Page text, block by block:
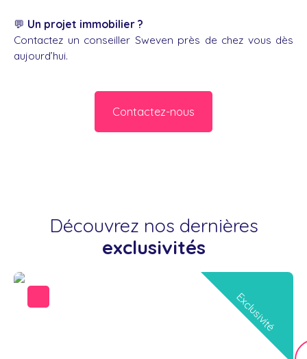
💬 Un projet immobilier ?
Contactez un conseiller Sweven près de chez vous dès
aujourd’hui.
Contactez-nous
Découvrez nos dernières
exclusivités
Exclusivité